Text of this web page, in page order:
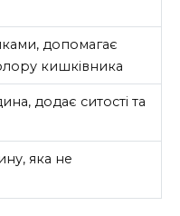
допомагає
кишківника
додає ситості та
яка не